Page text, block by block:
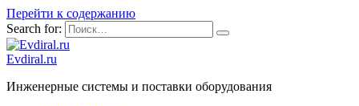
Перейти к содержанию
Search for:
Evdiral.ru
Инженерные системы и поставки оборудования